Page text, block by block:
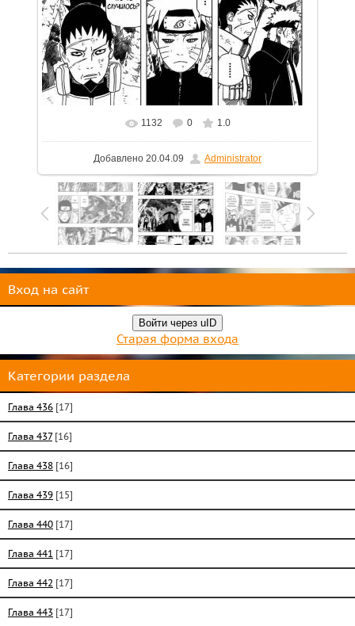
В реальном размере 754x1100
1132 0 1.0
Добавлено 20.04.09 Administrator
Вход на сайт
Войти через uID
Старая форма входа
Категории раздела
Глава 436 [17]
Глава 437 [16]
Глава 438 [16]
Глава 439 [15]
Глава 440 [17]
Глава 441 [17]
Глава 442 [17]
Глава 443 [17]